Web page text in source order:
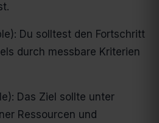
Du solltest den Fortschritt
durch messbare Kriterien
Das Ziel sollte unter
Ressourcen und